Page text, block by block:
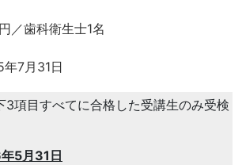
／歯科衛生士1名
7月31日
3項目すべてに合格した受講生のみ受検
5月31日